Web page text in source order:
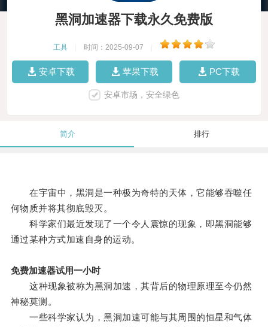
黑洞加速器下载永久免费版
工具 时间：2025-09-07
安卓下载 苹果下载 PC下载
安卓市场，安全绿色
简介 排行
在宇宙中，黑洞是一种极为奇特的天体，它能够吞噬任
何物质并将其彻底毁灭。
科学家们最近发现了一个令人震惊的现象，即黑洞能够
通过某种方式加速自身的运动。
免费加速器试用一小时
这种现象被称为黑洞加速，其背后的物理原理至今仍然
神秘莫测。
一些科学家认为，黑洞加速可能与其周围的恒星和气体